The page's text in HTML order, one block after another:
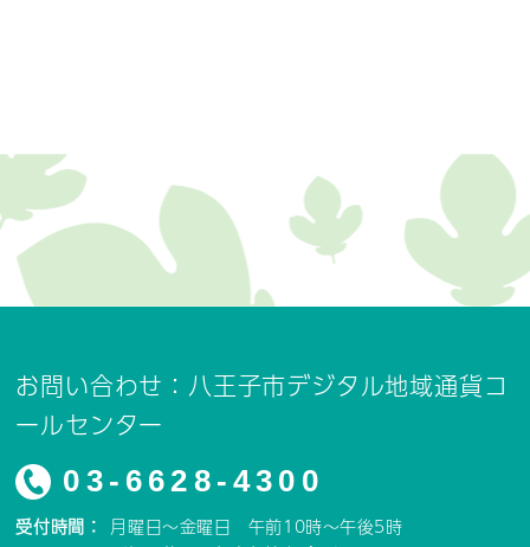
お問い合わせ：八王子市デジタル地域通貨コ
ールセンター
03-6628-4300
受付時間： 月曜日～金曜日 午前10時～午後5時